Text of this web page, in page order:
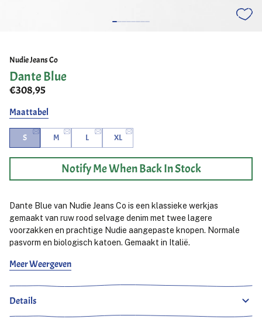
Nudie Jeans Co
Dante Blue
€308,95
Maattabel
S M L XL
Notify Me When Back In Stock
Dante Blue van Nudie Jeans Co is een klassieke werkjas
gemaakt van ruw rood selvage denim met twee lagere
voorzakken en prachtige Nudie aangepaste knopen. Normale
pasvorm en biologisch katoen. Gemaakt in Italië.
Ludjero is 179 cm lang, slank gebouwd en draagt maat S.
Meer Weergeven
Details